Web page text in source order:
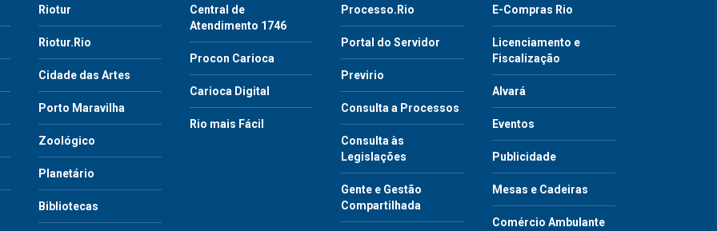
Riotur
Riotur.Rio
Cidade das Artes
Porto Maravilha
Zoológico
Planetário
Bibliotecas
Central de
Atendimento 1746
Procon Carioca
Carioca Digital
Rio mais Fácil
Processo.Rio
Portal do Servidor
Previrio
Consulta a Processos
Consulta às
Legislações
Gente e Gestão
Compartilhada
E-Compras Rio
Licenciamento e
Fiscalização
Alvará
Eventos
Publicidade
Mesas e Cadeiras
Comércio Ambulante